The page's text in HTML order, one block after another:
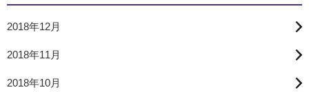
2018年12月
2018年11月
2018年10月